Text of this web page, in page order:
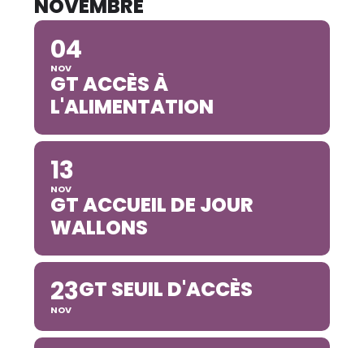
NOVEMBRE
04
NOV
GT ACCÈS À
L'ALIMENTATION
13
NOV
GT ACCUEIL DE JOUR
WALLONS
23
NOV
GT SEUIL D'ACCÈS